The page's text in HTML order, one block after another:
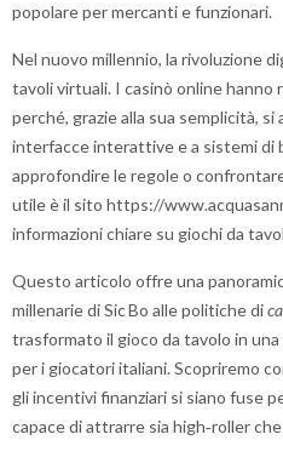
popolare per mercanti e funzionari.
Nel nuovo millennio, la rivoluzione
tavoli virtuali. I casinò online
perché, grazie alla sua semplicità,
interfacce interattive e a sistemi di
approfondire le regole o
utile è il sito https://
informazioni chiare su giochi da
Questo articolo offre una
millenarie di Sic Bo alle politiche di
trasformato il gioco da tavolo in
per i giocatori italiani. Scopriremo
gli incentivi finanziari si siano fuse
capace di attrarre sia high‑roller